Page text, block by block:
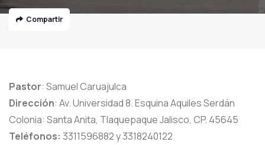
Compartir
Pastor: Samuel Caruajulca
Dirección: Av. Universidad 8. Esquina Aquiles Serdán
Colonia: Santa Anita, Tlaquepaque Jalisco, CP. 45645
Teléfonos: 3311596882 y 3318240122